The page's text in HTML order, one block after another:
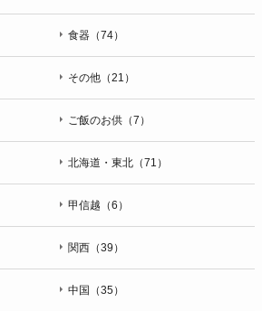
食器（74）
その他（21）
ご飯のお供（7）
北海道・東北（71）
甲信越（6）
関西（39）
中国（35）